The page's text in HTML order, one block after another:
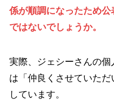
係が順調になったため
ではないでしょうか。
実際、ジェシーさんの個
は「仲良くさせていた
しています。